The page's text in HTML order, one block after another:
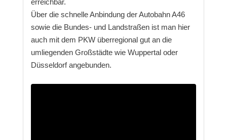
erreichbar.
Über die schnelle Anbindung der Autobahn A46
sowie die Bundes- und Landstraßen ist man hier
auch mit dem PKW überregional gut an die
umliegenden Großstädte wie Wuppertal oder
Düsseldorf angebunden.